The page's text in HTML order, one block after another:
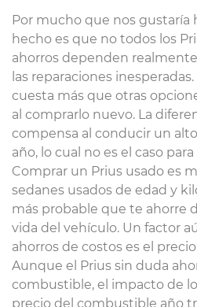
Por mucho que nos gustaría
hecho es que no todos los
ahorros dependen
las reparaciones
cuesta más que otras
al comprarlo nuevo. La
compensa al conducir un
año, lo cual no es el caso
Comprar un Prius usado es
sedanes usados de edad y
más probable que te ahorre
vida del vehículo. Un factor
ahorros de costos es el
Aunque el Prius sin duda
combustible, el impacto de
precio del combustible año